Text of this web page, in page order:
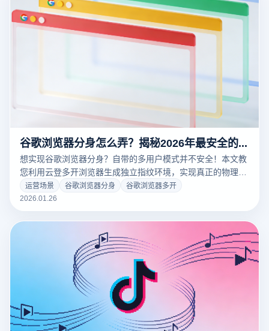
谷歌浏览器分身怎么弄？揭秘2026年最安全的“真”多开方案
想实现谷歌浏览器分身？自带的多用户模式并不安全！本文教
您利用云登多开浏览器生成独立指纹环境，实现真正的物理级
谷歌浏览器多开防关联。点击查看零风险教程！
运营场景 谷歌浏览器分身
谷歌浏览器多开
2026.01.26